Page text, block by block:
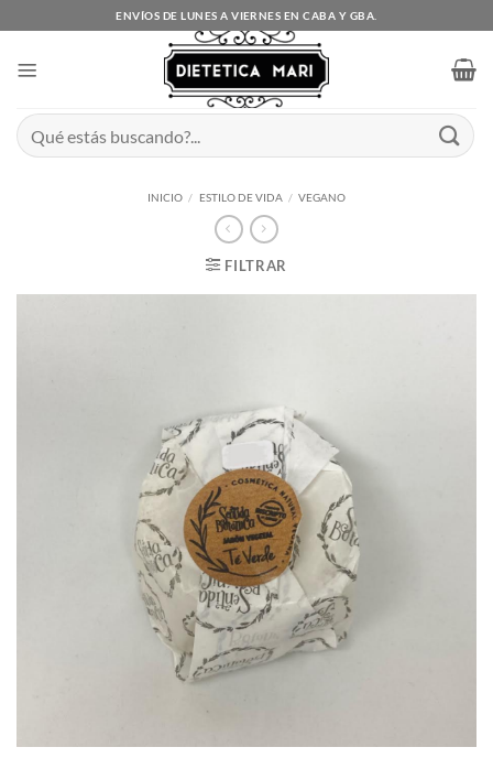
al
ENVÍOS DE LUNES A VIERNES EN CABA Y GBA.
Buscar
por:
INICIO / ESTILO DE VIDA / VEGANO
FILTRAR